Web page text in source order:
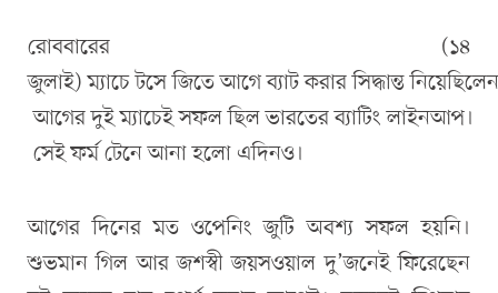
রোববারের (১৪
জুলাই) ম্যাচে টসে জিতে আগে ব্যাট করার সিদ্ধান্ত
আগের দুই ম্যাচেই সফল ছিল ভারতের ব্যাটিং লাইনআপ।
সেই ফর্ম টেনে আনা হলো এদিনও।
আগের দিনের মত ওপেনিং জুটি অবশ্য সফল হয়নি।
শুভমান গিল আর জশস্বী জয়সওয়াল দু’জনেই ফিরেছেন